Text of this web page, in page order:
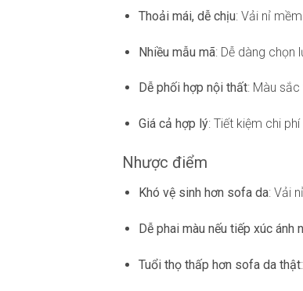
Thoải mái, dễ chịu: Vải nỉ
Nhiều mẫu mã: Dễ dàng chọn
Dễ phối hợp nội thất: Màu sắc
Giá cả hợp lý: Tiết kiệm chi
Nhược điểm
Khó vệ sinh hơn sofa da: Vải
Dễ phai màu nếu tiếp xúc ánh
Tuổi thọ thấp hơn sofa da thật